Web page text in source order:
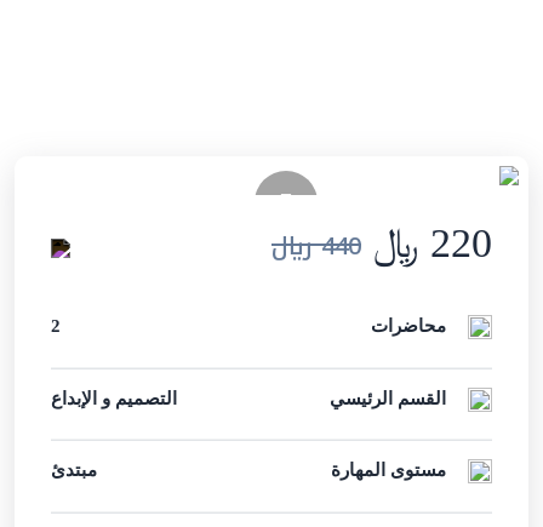
220 ﷼ 440 ﷼
محاضرات 2
القسم الرئيسي التصميم و الإبداع
مستوى المهارة مبتدئ